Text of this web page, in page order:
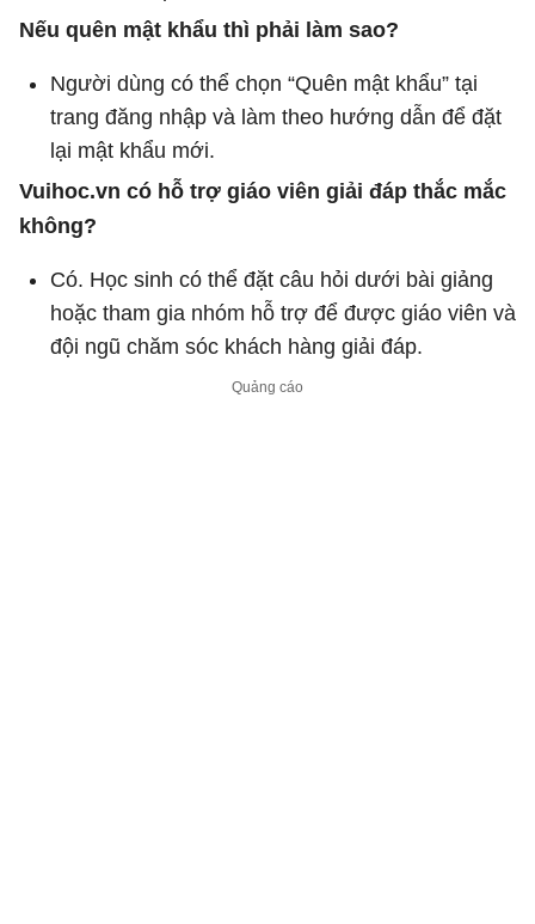
Nếu quên mật khẩu thì phải làm sao?
Người dùng có thể chọn “Quên mật khẩu” tại
trang đăng nhập và làm theo hướng dẫn để đặt
lại mật khẩu mới.
Vuihoc.vn có hỗ trợ giáo viên giải đáp thắc mắc
không?
Có. Học sinh có thể đặt câu hỏi dưới bài giảng
hoặc tham gia nhóm hỗ trợ để được giáo viên và
đội ngũ chăm sóc khách hàng giải đáp.